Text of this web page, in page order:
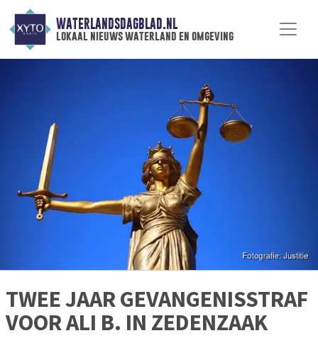
WATERLANDSDAGBLAD.NL
lokaal nieuws waterland en omgeving
TWEE JAAR GEVANGENISSTRAF
VOOR ALI B. IN ZEDENZAAK